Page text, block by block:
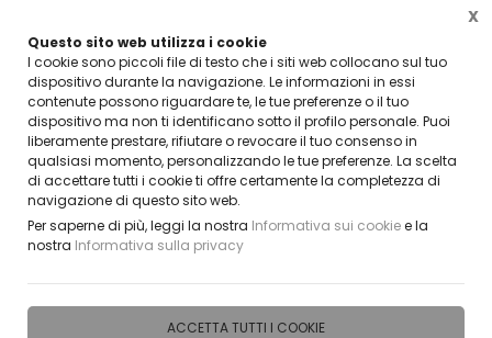
Questo sito web utilizza i cookie
I cookie sono piccoli file di testo che i siti web collocano sul tuo
dispositivo durante la navigazione. Le informazioni in essi
contenute possono riguardare te, le tue preferenze o il tuo
dispositivo ma non ti identificano sotto il profilo personale. Puoi
liberamente prestare, rifiutare o revocare il tuo consenso in
qualsiasi momento, personalizzando le tue preferenze. La scelta
di accettare tutti i cookie ti offre certamente la completezza di
navigazione di questo sito web.
Per saperne di più, leggi la nostra Informativa sui cookiee la
nostra Informativa sulla privacy
ACCETTA TUTTI I COOKIE
X
VUOI DIVENTARE UN NOSTRO RIVENDITORE?
CONTATTACI
Home IDEE E REGALI PERSONALIZZABILI CAKE TOPPER Cake topper Sposi